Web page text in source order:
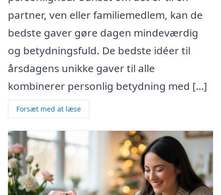
partner, ven eller familiemedlem, kan de
bedste gaver gøre dagen mindeværdig
og betydningsfuld. De bedste idéer til
årsdagens unikke gaver til alle
kombinerer personlig betydning med […]
Forsæt med at læse